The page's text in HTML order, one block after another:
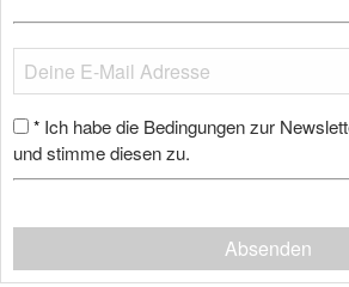
* Ich habe die Bedingungen zur
und stimme diesen zu.
Absenden